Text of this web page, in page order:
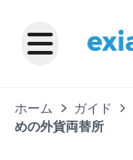
ホーム ガイド
めの外貨両替所